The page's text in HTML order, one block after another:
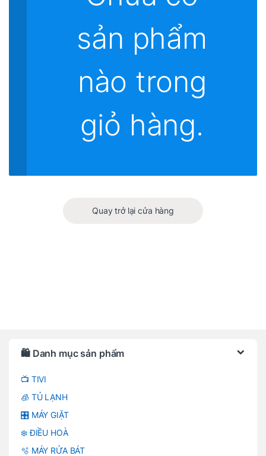
sản phẩm
nào trong
giỏ hàng.
Quay trở lại cửa hàng
🛍️ Danh mục sản phẩm
📺 TIVI
🧊 TỦ LẠNH
🎛️ MÁY GIẶT
❄️ ĐIỀU HOÀ
🫧 MÁY RỬA BÁT